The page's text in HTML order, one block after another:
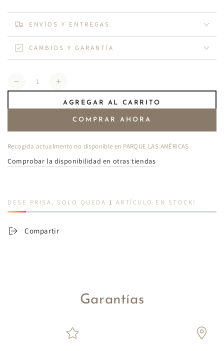
ENVÍOS Y ENTREGAS
CAMBIOS Y GARANTÍA
Cantidad
Reducir
para
envolvente
IU02
Aumentar
para
Short
envolvente
IU02
AGREGAR AL CARRITO
COMPRAR AHORA
Recogida actualmento no disponible en PARQUE LAS AMÉRICAS
Comprobar la disponibilidad en otras tiendas
DESE PRISA, SOLO QUEDA 1 ARTÍCULO EN STOCK!
Compartir
Garantías